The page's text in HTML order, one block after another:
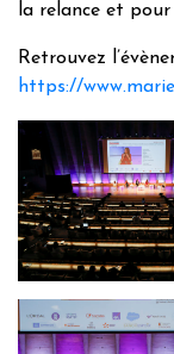
la relance et
Retrouvez
https://